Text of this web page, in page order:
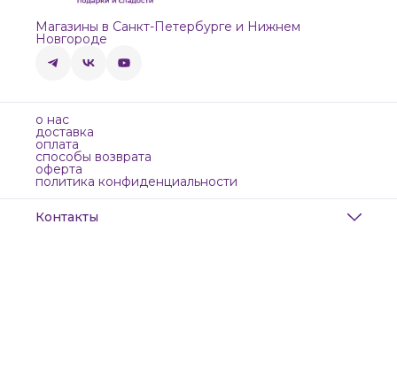
Магазины в Санкт-Петербурге и Нижнем
Новгороде
о нас
доставка
оплата
способы возврата
оферта
политика конфиденциальности
Контакты